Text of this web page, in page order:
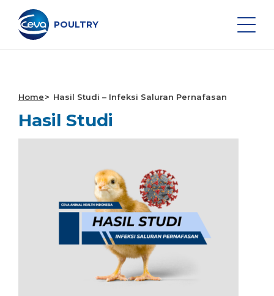
konten
POULTRY
MONITORING KESEHATAN
LAYANAN VAKSINASI
DATA DAN PERALATAN
DISEASE SURVEILLANCE
Home Hasil Studi – Infeksi Saluran Pernafasan
Hasil Studi